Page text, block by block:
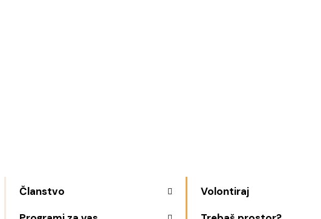
Članstvo
Volontiraj